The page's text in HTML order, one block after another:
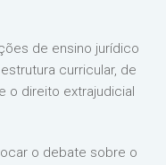
de ensino jurídico
curricular, de
o direito extrajudicial
o debate sobre o